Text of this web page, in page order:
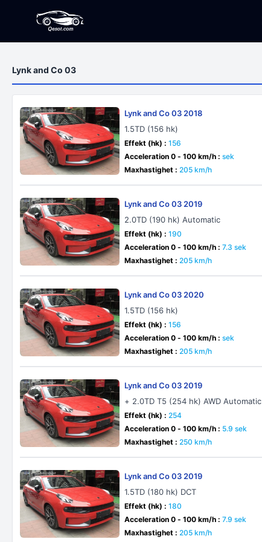
Lynk and Co 03
Lynk and Co 03 2018
1.5TD (156 hk)
Effekt (hk) : 156
Acceleration 0 - 100 km/h : sek
Maxhastighet : 205 km/h
Lynk and Co 03 2019
2.0TD (190 hk) Automatic
Effekt (hk) : 190
Acceleration 0 - 100 km/h : 7.3 sek
Maxhastighet : 205 km/h
Lynk and Co 03 2020
1.5TD (156 hk)
Effekt (hk) : 156
Acceleration 0 - 100 km/h : sek
Maxhastighet : 205 km/h
Lynk and Co 03 2019
+ 2.0TD T5 (254 hk) AWD Automatic
Effekt (hk) : 254
Acceleration 0 - 100 km/h : 5.9 sek
Maxhastighet : 250 km/h
Lynk and Co 03 2019
1.5TD (180 hk) DCT
Effekt (hk) : 180
Acceleration 0 - 100 km/h : 7.9 sek
Maxhastighet : 205 km/h